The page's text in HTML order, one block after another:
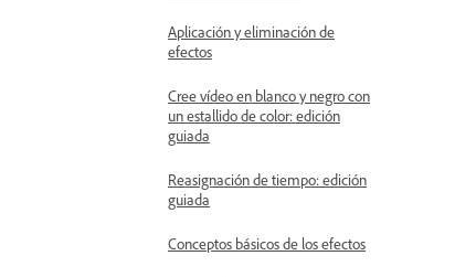
Aplicación y eliminación de
efectos
Cree vídeo en blanco y negro con
un estallido de color: edición
guiada
Reasignación de tiempo: edición
guiada
Conceptos básicos de los efectos